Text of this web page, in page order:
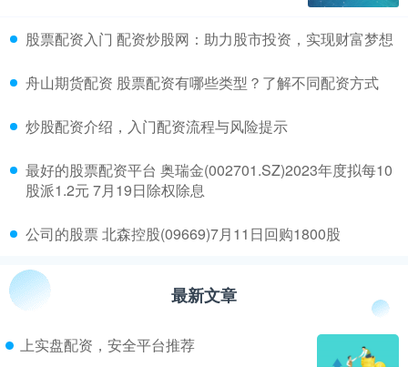
​股票配资入门 配资炒股网：助力股市投资，实现财富梦想
​舟山期货配资 股票配资有哪些类型？了解不同配资方式
​炒股配资介绍，入门配资流程与风险提示
​最好的股票配资平台 奥瑞金(002701.SZ)2023年度拟每10
股派1.2元 7月19日除权除息
​公司的股票 北森控股(09669)7月11日回购1800股
最新文章
上实盘配资，安全平台推荐